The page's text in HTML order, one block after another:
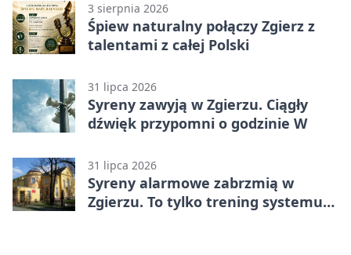
3 sierpnia 2026
Śpiew naturalny połączy Zgierz z
talentami z całej Polski
31 lipca 2026
Syreny zawyją w Zgierzu. Ciągły
dźwięk przypomni o godzinie W
31 lipca 2026
Syreny alarmowe zabrzmią w
Zgierzu. To tylko trening systemu